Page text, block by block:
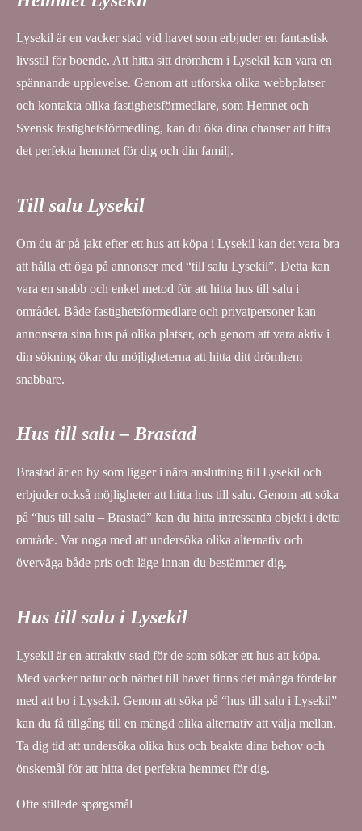
Lysekil är en vacker stad vid havet som erbjuder en fantastisk
livsstil för boende. Att hitta sitt drömhem i Lysekil kan vara en
spännande upplevelse. Genom att utforska olika webbplatser
och kontakta olika fastighetsförmedlare, som Hemnet och
Svensk fastighetsförmedling, kan du öka dina chanser att hitta
det perfekta hemmet för dig och din familj.
Till salu Lysekil
Om du är på jakt efter ett hus att köpa i Lysekil kan det vara bra
att hålla ett öga på annonser med “till salu Lysekil”. Detta kan
vara en snabb och enkel metod för att hitta hus till salu i
området. Både fastighetsförmedlare och privatpersoner kan
annonsera sina hus på olika platser, och genom att vara aktiv i
din sökning ökar du möjligheterna att hitta ditt drömhem
snabbare.
Hus till salu – Brastad
Brastad är en by som ligger i nära anslutning till Lysekil och
erbjuder också möjligheter att hitta hus till salu. Genom att söka
på “hus till salu – Brastad” kan du hitta intressanta objekt i detta
område. Var noga med att undersöka olika alternativ och
överväga både pris och läge innan du bestämmer dig.
Hus till salu i Lysekil
Lysekil är en attraktiv stad för de som söker ett hus att köpa.
Med vacker natur och närhet till havet finns det många fördelar
med att bo i Lysekil. Genom att söka på “hus till salu i Lysekil”
kan du få tillgång till en mängd olika alternativ att välja mellan.
Ta dig tid att undersöka olika hus och beakta dina behov och
önskemål för att hitta det perfekta hemmet för dig.
Ofte stillede spørgsmål